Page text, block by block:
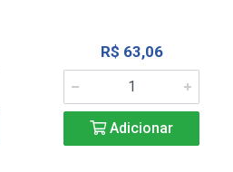
R$ 63,06
Adicionar